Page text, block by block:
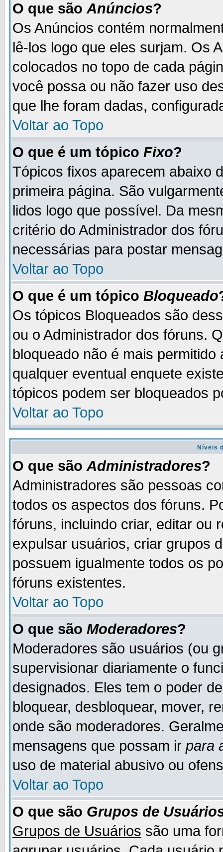
O que são Anúncios?
Os Anúncios contém
lê-los logo que eles surjam. Os
colocados no topo de cada
você possa ou não fazer uso
que lhe foram dadas,
Voltar ao Topo
O que é um tópico Fixo?
Tópicos fixos aparecem abaixo
primeira página. São
lidos logo que possível. Da
critério do Administrador dos
necessárias para postar
Voltar ao Topo
O que é um tópico Bloqueado
Os tópicos Bloqueados são
ou o Administrador dos fóruns.
bloqueado não é mais
qualquer eventual enquete
tópicos podem ser bloqueados
Voltar ao Topo
Níveis
O que são Administradores?
Administradores são pessoas
todos os aspectos dos fóruns.
fóruns, incluindo criar, editar ou
expulsar usuários, criar grupos
possuem igualmente todos os
fóruns existentes.
Voltar ao Topo
O que são Moderadores?
Moderadores são usuários (ou
supervisionar diariamente o
designados. Eles tem o poder
bloquear, desbloquear, mover,
onde são moderadores.
mensagens que possam ir para
uso de material abusivo ou
Voltar ao Topo
O que são Grupos de
Grupos de Usuários são uma